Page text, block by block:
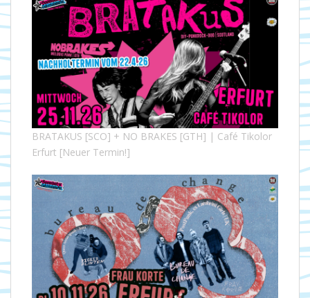
BRATAKUS [SCO] + NO BRAKES [GTH] | Café Tikolor
Erfurt [Neuer Termin!]